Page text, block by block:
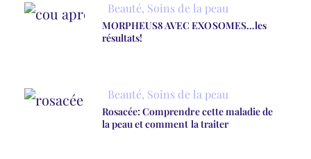
Beauté, Soins de la peau
MORPHEUS8 AVEC EXOSOMES…les
résultats!
Beauté, Soins de la peau
Rosacée: Comprendre cette maladie de
la peau et comment la traiter